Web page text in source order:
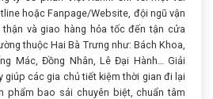
hoặc Fanpage/Website, đội ngũ vận
và giao hàng hỏa tốc đến tận cửa
thuộc Hai Bà Trưng như: Bách Khoa,
Mác, Đồng Nhân, Lê Đại Hành… Giải
giúp các gia chủ tiết kiệm thời gian đi lại
phẩm bao sái chuyên biệt, chuẩn tâm